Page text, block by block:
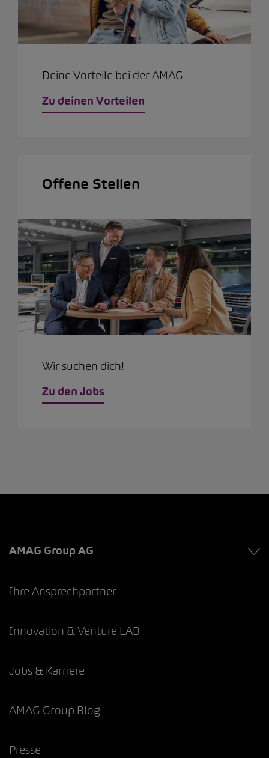
Deine Vorteile bei der AMAG
Zu deinen Vorteilen
Offene Stellen
Wir suchen dich!
Zu den Jobs
AMAG Group AG
Ihre Ansprechpartner
Innovation & Venture LAB
Jobs & Karriere
AMAG Group Blog
Presse